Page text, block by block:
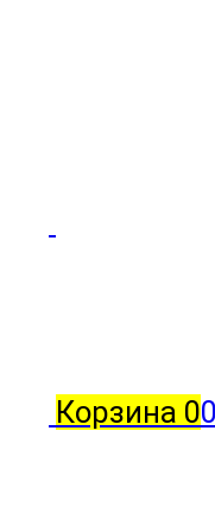
Корзина 0